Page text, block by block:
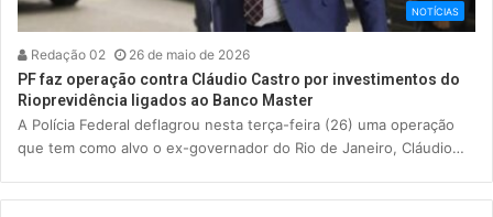
NOTÍCIAS
Redação 02 26 de maio de 2026
PF faz operação contra Cláudio Castro por investimentos do
Rioprevidência ligados ao Banco Master
A Polícia Federal deflagrou nesta terça-feira (26) uma operação
que tem como alvo o ex-governador do Rio de Janeiro, Cláudio…